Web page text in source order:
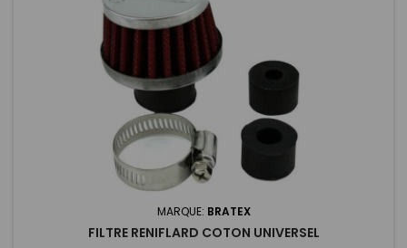
MARQUE: BRATEX
FILTRE RENIFLARD COTON UNIVERSEL